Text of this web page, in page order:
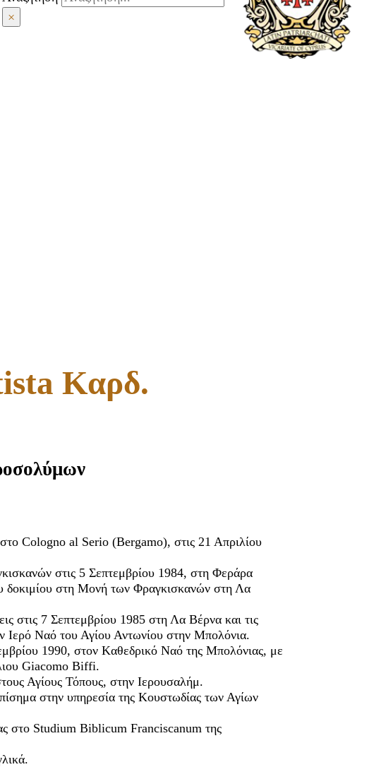
×
Καρδ.
Cologno al Serio (Bergamo), στις 21 Απριλίου
στις 5 Σεπτεμβρίου 1984, στη Φεράρα
δοκιμίου στη Μονή των Φραγκισκανών στη Λα
στις 7 Σεπτεμβρίου 1985 στη Λα Βέρνα και τις
Ιερό Ναό του Αγίου Αντωνίου στην Μπολόνια.
1990, στον Kαθεδρικό Nαό της Μπολόνιας, με
Giacomo Biffi.
Αγίους Τόπους, στην Ιερουσαλήμ.
στην υπηρεσία της Κουστωδίας των Αγίων
στο Studium Biblicum Franciscanum της